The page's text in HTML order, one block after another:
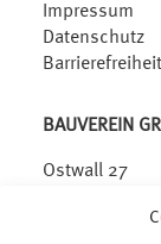
Impressum
Datenschutz
BAUVEREIN
Ostwall 27